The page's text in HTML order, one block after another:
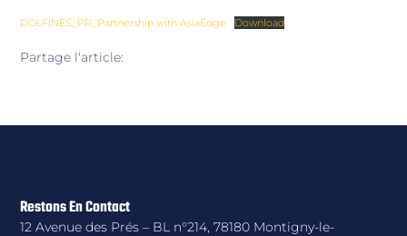
DOLFINES_PR_Partnership with AsiaEdge Download
Partage l'article:
Restons En Contact
12 Avenue des Prés – BL n°214, 78180 Montigny-le-